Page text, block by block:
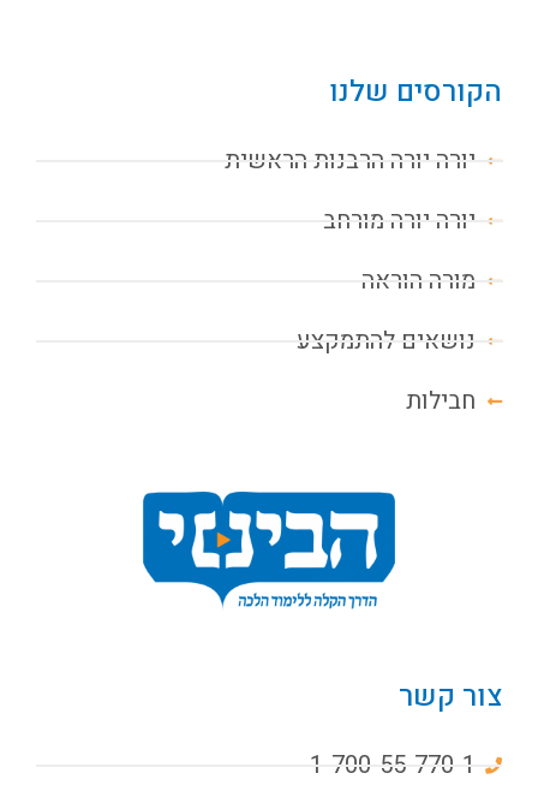
הקורסים שלנו
יורה יורה הרבנות הראשית
יורה יורה מורחב
מורה הוראה
נושאים להתמקצע
חבילות
צור קשר
1-700-55-770-1